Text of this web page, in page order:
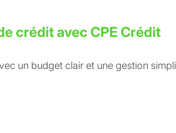
crédit avec CPE Crédit
un budget clair et une gestion